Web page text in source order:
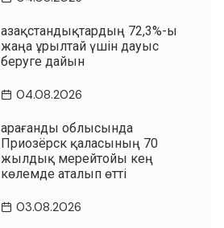
Қазақстандықтардың 72,3%-ы
жаңа Құрылтай үшін дауыс
беруге дайын
04.08.2026
Қарағанды облысында
Приозёрск қаласының 70
жылдық мерейтойы кең
көлемде аталып өтті
03.08.2026